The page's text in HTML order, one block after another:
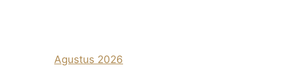
Agustus 2026